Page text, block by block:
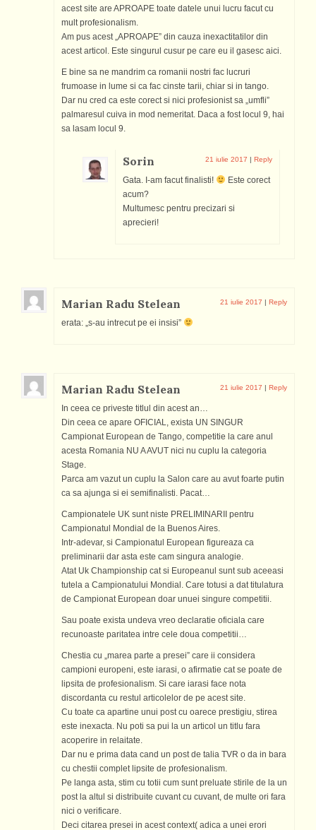
acest site are APROAPE toate datele unui lucru facut cu
mult profesionalism.
Am pus acest „APROAPE” din cauza inexactitatilor din
acest articol. Este singurul cusur pe care eu il gasesc aici.
E bine sa ne mandrim ca romanii nostri fac lucruri
frumoase in lume si ca fac cinste tarii, chiar si in tango.
Dar nu cred ca este corect si nici profesionist sa „umfli”
palmaresul cuiva in mod nemeritat. Daca a fost locul 9, hai
sa lasam locul 9.
Sorin 21 iulie 2017 | Reply
Gata. I-am facut finalisti!
Este corect
acum?
Multumesc pentru precizari si
aprecieri!
Marian Radu Stelean 21 iulie 2017 | Reply
erata: „s-au intrecut pe ei insisi”
Marian Radu Stelean 21 iulie 2017 | Reply
In ceea ce priveste titlul din acest an…
Din ceea ce apare OFICIAL, exista UN SINGUR
Campionat European de Tango, competitie la care anul
acesta Romania NU A AVUT nici nu cuplu la categoria
Stage.
Parca am vazut un cuplu la Salon care au avut foarte putin
ca sa ajunga si ei semifinalisti. Pacat…
Campionatele UK sunt niste PRELIMINARII pentru
Campionatul Mondial de la Buenos Aires.
Intr-adevar, si Campionatul European figureaza ca
preliminarii dar asta este cam singura analogie.
Atat Uk Championship cat si Europeanul sunt sub aceeasi
tutela a Campionatului Mondial. Care totusi a dat titulatura
de Campionat European doar unuei singure competitii.
Sau poate exista undeva vreo declaratie oficiala care
recunoaste paritatea intre cele doua competitii…
Chestia cu „marea parte a presei” care ii considera
campioni europeni, este iarasi, o afirmatie cat se poate de
lipsita de profesionalism. Si care iarasi face nota
discordanta cu restul articolelor de pe acest site.
Cu toate ca apartine unui post cu oarece prestigiu, stirea
este inexacta. Nu poti sa pui la un articol un titlu fara
acoperire in relaitate.
Dar nu e prima data cand un post de talia TVR o da in bara
cu chestii complet lipsite de profesionalism.
Pe langa asta, stim cu totii cum sunt preluate stirile de la un
post la altul si distribuite cuvant cu cuvant, de multe ori fara
nici o verificare.
Deci citarea presei in acest context( adica a unei erori